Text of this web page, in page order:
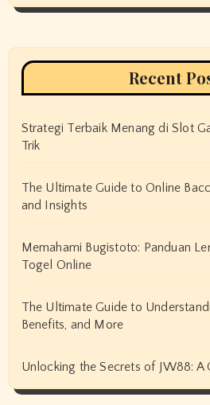
Recent
Strategi Terbaik Menang di Slot
Trik
The Ultimate Guide to Online
and Insights
Memahami Bugistoto: Panduan
Togel Online
The Ultimate Guide to
Benefits, and More
Unlocking the Secrets of JW88: A